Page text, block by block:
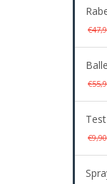
€9,90